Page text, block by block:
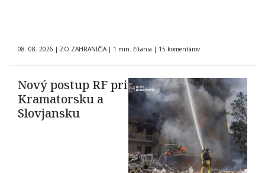
08. 08. 2026 | ZO ZAHRANIČIA | 1 min. čítania | 15 komentárov
Nový postup RF pri
Kramatorsku a
Slovjansku